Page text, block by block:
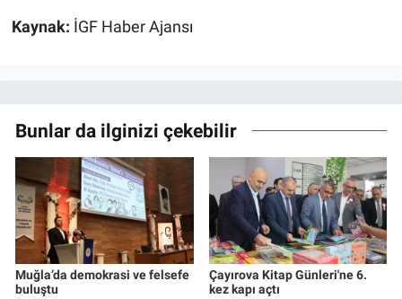
Kaynak: İGF Haber Ajansı
Bunlar da ilginizi çekebilir
Muğla’da demokrasi ve felsefe
buluştu
Çayırova Kitap Günleri'ne 6.
kez kapı açtı